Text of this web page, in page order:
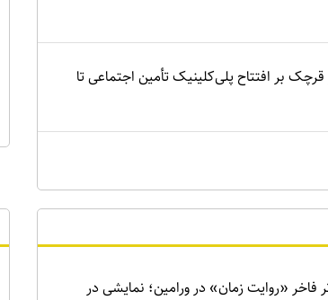
قرچک بر افتتاح پلی‌کلینیک تأمین اجتماعی تا
فاخر «روایت زمان» در ورامین؛ نمایشی در